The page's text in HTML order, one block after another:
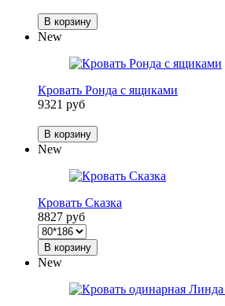
В корзину
New
Кровать Ронда с ящиками
9321 руб
В корзину
New
Кровать Сказка
8827 руб
В корзину
New